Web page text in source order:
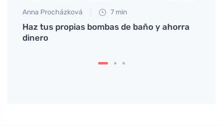
Anna Procházková 7 min
Haz tus propias bombas de baño y ahorra
dinero